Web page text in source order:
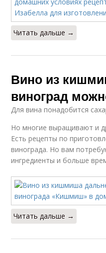
Читать дальше →
Вино из
виноград
Для вина понадобится
Но многие выращивают и
Есть рецепты по
винограда. Но вам
ингредиенты и больше
Читать дальше →